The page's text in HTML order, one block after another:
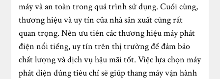
máy và an toàn trong quá trình sử dụng. Cuối cùng,
thương hiệu và uy tín của nhà sản xuất cũng rất
quan trọng. Nên ưu tiên các thương hiệu máy phát
điện nổi tiếng, uy tín trên thị trường để đảm bảo
chất lượng và dịch vụ hậu mãi tốt. Việc lựa chọn máy
phát điện đúng tiêu chí sẽ giúp thang máy vận hành